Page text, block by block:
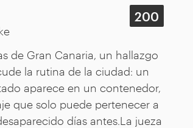
200
de Gran Canaria, un hallazgo
la rutina de la ciudad: un
aparece en un contenedor,
que solo puede pertenecer a
días antes.La jueza